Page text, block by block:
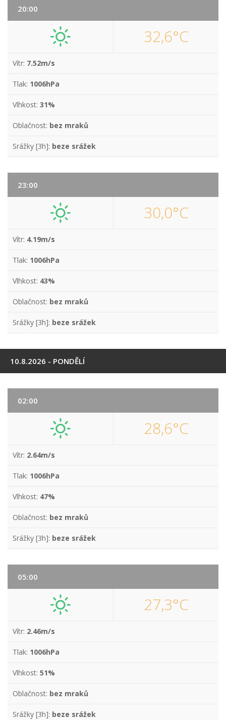
20:00
32,6°C
Vítr: 7.52m/s
Tlak: 1006hPa
Vlhkost: 31%
Oblačnost: bez mraků
Srážky [3h]: beze srážek
23:00
30,0°C
Vítr: 4.19m/s
Tlak: 1006hPa
Vlhkost: 43%
Oblačnost: bez mraků
Srážky [3h]: beze srážek
10.8.2026 - PONDĚLÍ
02:00
28,6°C
Vítr: 2.64m/s
Tlak: 1006hPa
Vlhkost: 47%
Oblačnost: bez mraků
Srážky [3h]: beze srážek
05:00
27,3°C
Vítr: 2.46m/s
Tlak: 1006hPa
Vlhkost: 51%
Oblačnost: bez mraků
Srážky [3h]: beze srážek